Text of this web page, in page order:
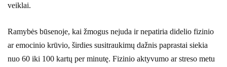
veiklai.
Ramybės būsenoje, kai žmogus nejuda ir nepatiria didelio fizinio
ar emocinio krūvio, širdies susitraukimų dažnis paprastai siekia
nuo 60 iki 100 kartų per minutę. Fizinio aktyvumo ar streso metu